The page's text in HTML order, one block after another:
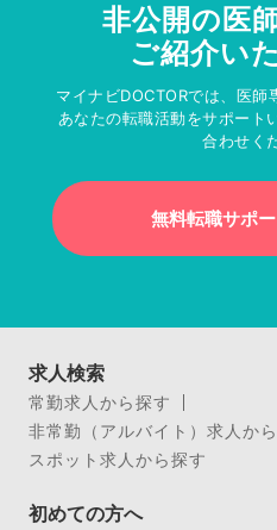
非公開の医
ご紹介い
マイナビDOCTORでは、医
あなたの転職活動をサポート
合わせく
無料転職サポ
求人検索
常勤求人から探す
非常勤（アルバイト）求人か
スポット求人から探す
初めての方へ